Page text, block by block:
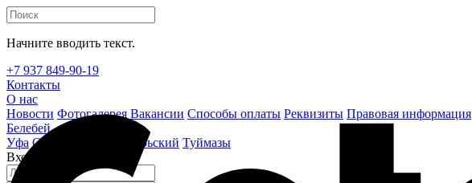
Начните вводить текст.
+7 937 849-90-19
Контакты
О нас
Новости Фотогалерея Вакансии Способы оплаты Реквизиты Правовая информация
Белебей
Уфа Стерлитамак Октябрьский Туймазы
Вход на сайт